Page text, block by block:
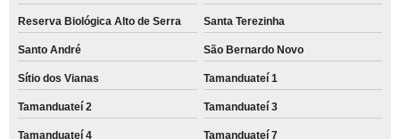
Reserva Biológica Alto de Serra Santa Terezinha
Santo André São Bernardo Novo
Sítio dos Vianas Tamanduateí 1
Tamanduateí 2 Tamanduateí 3
Tamanduateí 4 Tamanduateí 7